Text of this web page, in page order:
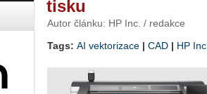
tisku
Autor článku: HP Inc. / redakce
Tags: AI vektorizace | CAD | HP Inc.